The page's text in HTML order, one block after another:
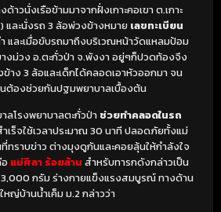
าวนั่งเรือข้ามมาจากฝั่งเกาะคอเขา ต.เกาะ
) และนั่งรถ 3 ล้อพ่วงข้างหมาย เลขทะเบียน
และเมื่อขับรถมาถึงบริเวณหน้าวัดแหลมป้อม
งม่วง อ.ตะกั่วป่า จ.พังงา อยู่ๆก็ปวดท้องจึง
าง 3 ล้อและเด็กได้คลอดเอาหัวออกมา จน
ต้องช่วยกันปฐมพยาบาลเบื้องต้น
โรงพยาบาลตะกั่วป่า ช่วยทำคลอดในรถ
เร็จใช้เวลาประมาณ 30 นาที ปลอดภัยทั้งแม่
ทราบข่าว ต่างมุงดูกันและคอยลุ้นให้กำลังใจ
แม่ศิลา ร้อยล้าน สำหรับทารกดังกล่าวเป็น
กรัม ร่างกายแข็งแรงสมบูรณ์ ทางด้าน
ญ่บ้านน้ำเค็ม ม.2 กล่าวว่า